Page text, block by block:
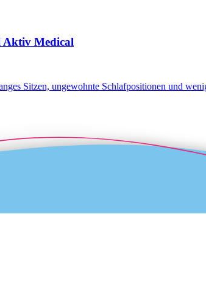
Aktiv Medical
Sitzen, ungewohnte Schlafpositionen und